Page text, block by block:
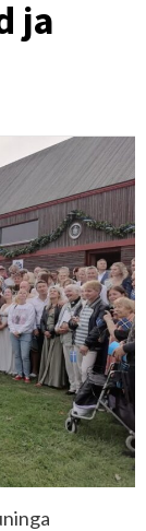
ja